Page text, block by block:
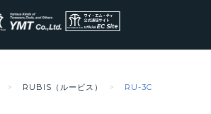
RUBIS（ルービス） RU-3C